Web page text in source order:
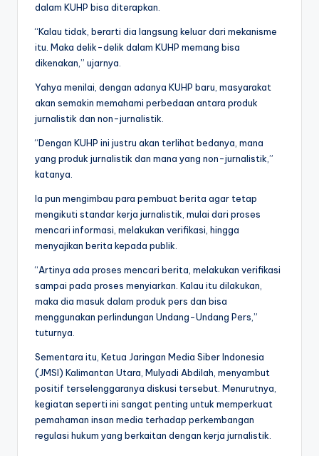
dalam KUHP bisa diterapkan.
“Kalau tidak, berarti dia langsung keluar dari mekanisme
itu. Maka delik-delik dalam KUHP memang bisa
dikenakan,” ujarnya.
Yahya menilai, dengan adanya KUHP baru, masyarakat
akan semakin memahami perbedaan antara produk
jurnalistik dan non-jurnalistik.
“Dengan KUHP ini justru akan terlihat bedanya, mana
yang produk jurnalistik dan mana yang non-jurnalistik,”
katanya.
Ia pun mengimbau para pembuat berita agar tetap
mengikuti standar kerja jurnalistik, mulai dari proses
mencari informasi, melakukan verifikasi, hingga
menyajikan berita kepada publik.
“Artinya ada proses mencari berita, melakukan verifikasi
sampai pada proses menyiarkan. Kalau itu dilakukan,
maka dia masuk dalam produk pers dan bisa
menggunakan perlindungan Undang-Undang Pers,”
tuturnya.
Sementara itu, Ketua Jaringan Media Siber Indonesia
(JMSI) Kalimantan Utara, Mulyadi Abdilah, menyambut
positif terselenggaranya diskusi tersebut. Menurutnya,
kegiatan seperti ini sangat penting untuk memperkuat
pemahaman insan media terhadap perkembangan
regulasi hukum yang berkaitan dengan kerja jurnalistik.